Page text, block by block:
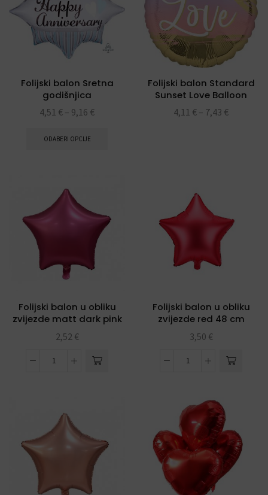
Folijski balon Sretna
godišnjica
4,51 € – 9,16 €
ODABERI OPCIJE
Folijski balon Standard
Sunset Love Balloon
4,11 € – 7,43 €
Folijski balon u obliku
zvijezde matt dark pink
19″
2,52 €
Folijski balon u obliku
zvijezde red 48 cm
3,50 €